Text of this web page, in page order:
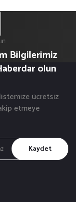
Bilgilerimiz
olun
ücretsiz
etmeye
Kaydet